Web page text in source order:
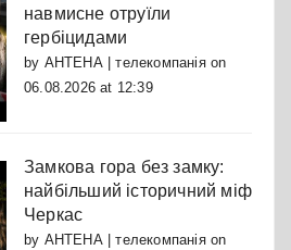
навмисне отруїли
гербіцидами
by АНТЕНА | телекомпаніяon
06.08.2026 at 12:39
Замкова гора без замку:
найбільший історичний міф
Черкас
by АНТЕНА | телекомпаніяon